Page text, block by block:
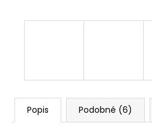
Popis Podobné (6)